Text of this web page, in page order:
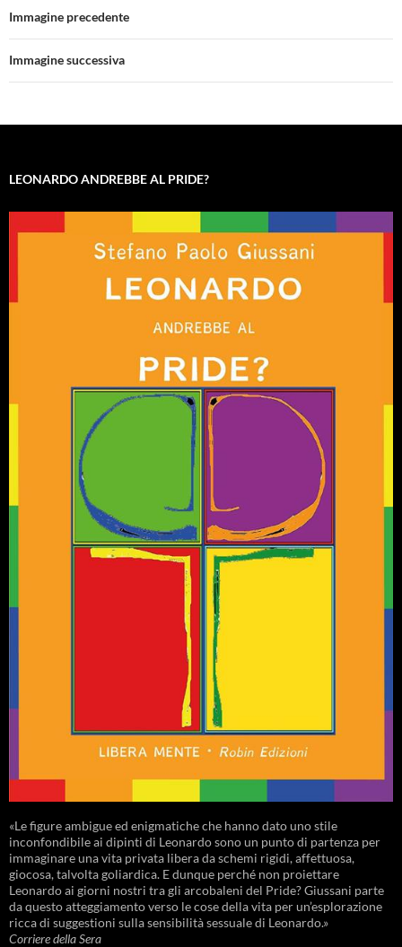
Immagine precedente
Immagine successiva
LEONARDO ANDREBBE AL PRIDE?
«Le figure ambigue ed enigmatiche che hanno dato uno stile
inconfondibile ai dipinti di Leonardo sono un punto di partenza per
immaginare una vita privata libera da schemi rigidi, affettuosa,
giocosa, talvolta goliardica. E dunque perché non proiettare
Leonardo ai giorni nostri tra gli arcobaleni del Pride? Giussani parte
da questo atteggiamento verso le cose della vita per un’esplorazione
ricca di suggestioni sulla sensibilità sessuale di Leonardo.»
Corriere della Sera